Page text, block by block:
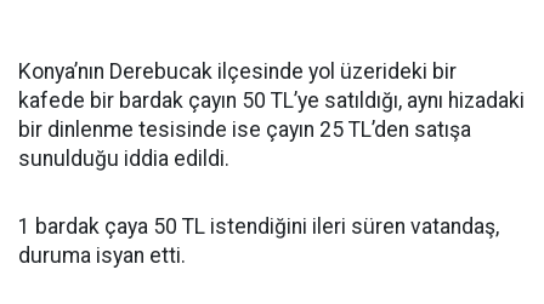
Konya’nın Derebucak ilçesinde yol üzerideki bir
kafede bir bardak çayın 50 TL’ye satıldığı, aynı hizadaki
bir dinlenme tesisinde ise çayın 25 TL’den satışa
sunulduğu iddia edildi.
1 bardak çaya 50 TL istendiğini ileri süren vatandaş,
duruma isyan etti.